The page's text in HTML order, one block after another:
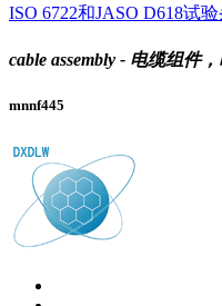
ISO 6722和JASO D618试
cable assembly - 电缆组件
mnnf445